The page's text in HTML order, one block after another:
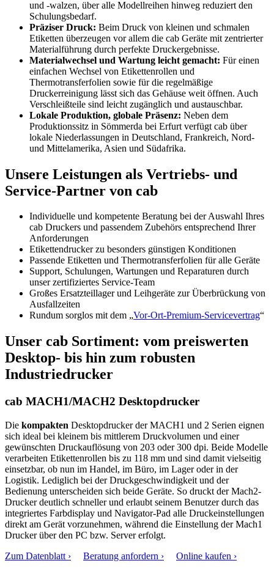
und -walzen, über alle Modellreihen hinweg reduziert den
Schulungsbedarf.
Präziser Druck: Beim Druck von kleinen und schmalen
Etiketten überzeugen vor allem die cab Geräte mit zentrierter
Materialführung durch perfekte Druckergebnisse.
Materialwechsel und Wartung leicht gemacht: Für einen
einfachen Wechsel von Etikettenrollen und
Thermotransferfolien sowie für die regelmäßige
Druckerreinigung lässt sich das Gehäuse weit öffnen. Auch
Verschleißteile sind leicht zugänglich und austauschbar.
Lokale ­Produktion, globale ­Präsenz: Neben dem
Produktionssitz in Sömmerda bei Erfurt verfügt cab über
lokale Niederlassungen in Deutschland, Frankreich, Nord-
und Mittelamerika, Asien und Südafrika.
Unsere Leistungen als Vertriebs- und
Service-Partner von cab
Individuelle und kompetente Beratung bei der Auswahl Ihres
cab Druckers und passendem Zubehörs entsprechend Ihrer
Anforderungen
Etikettendrucker zu besonders günstigen Konditionen
Passende Etiketten und Thermotransferfolien für alle Geräte
Support, Schulungen, Wartungen und Reparaturen durch
unser zertifiziertes Service-Team
Großes Ersatzteillager und Leihgeräte zur Überbrückung von
Ausfallzeiten
Rundum sorglos mit dem „Vor-Ort-Premium-Servicevertrag“
Unser cab Sortiment: vom preiswerten
Desktop- bis hin zum robusten
Industriedrucker
cab MACH1/MACH2 Desktopdrucker
Die kompakten Desktopdrucker der MACH1 und 2 Serien eignen
sich ideal bei kleinem bis mittlerem Druckvolumen und einer
gewünschten Druckauflösung von 203 oder 300 dpi. Beide Modelle
verarbeiten Etikettenrollen bis zu 118 mm und sind damit vielseitig
einsetzbar, ob nun im Handel, im Büro, im Lager oder in der
Logistik. Lediglich bei der Druckgeschwindigkeit und der
Bedienung unterscheiden sich beide Geräte. So druckt der Mach2-
Drucker deutlich schneller und erlaubt seinem Benutzer durch das
integriertes Farbdisplay und Navigator-Pad alle Druckeinstellungen
direkt am Gerät vorzunehmen, während die Einstellung der Mach1
Drucker über den PC bzw. Server erfolgt.
Zum Datenblatt ›
Beratung anfordern › Online kaufen ›